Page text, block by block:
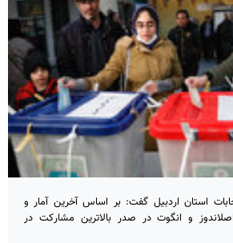
استان اردبیل گفت: بر اساس آخرین آمار و
و انگوت در صدر بالاترین مشارکت در